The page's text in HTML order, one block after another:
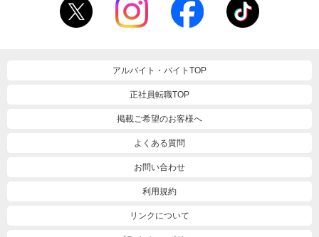
アルバイト・バイトTOP
正社員転職TOP
掲載ご希望のお客様へ
よくある質問
お問い合わせ
利用規約
リンクについて